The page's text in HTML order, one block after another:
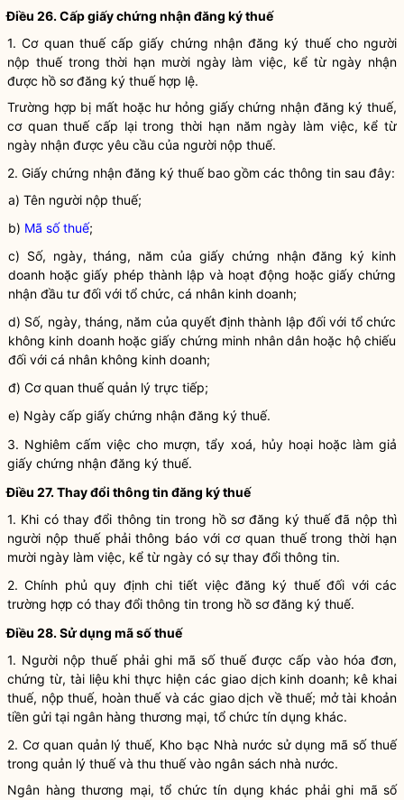
Điều 26. Cấp giấy chứng nhận đăng ký thuế
1. Cơ quan thuế cấp giấy chứng nhận đăng ký thuế cho người
nộp thuếtrong thời hạn mười ngày làm việc, kể từ ngày nhận
được hồ sơ đăng ký thuế hợp lệ.
Trường hợp bị mất hoặc hư hỏng giấy chứng nhận đăng ký thuế,
cơ quan thuế cấp lại trong thời hạn năm ngày làm việc, kể từ
ngày nhận được yêu cầu của người nộp thuế.
2. Giấy chứng nhận đăng ký thuếbao gồm các thông tin sau đây:
a) Tên người nộp thuế;
b) Mã số thuế;
c) Số, ngày, tháng, năm của giấy chứng nhậnđăng ký kinh
doanh hoặc giấy phép thành lập và hoạt động hoặc giấy chứng
nhận đầu tư đối với tổ chức, cá nhân kinh doanh;
d) Số, ngày, tháng, năm của quyết định thành lập đối với tổ chức
không kinh doanh hoặc giấy chứng minh nhân dânhoặc hộchiếu
đối với cá nhân không kinh doanh;
đ) Cơ quan thuế quản lý trực tiếp;
e) Ngày cấp giấy chứng nhận đăng ký thuế.
3. Nghiêm cấm việc cho mượn, tẩy xoá, hủy hoại hoặc làm giả
giấy chứng nhận đăng ký thuế.
Điều 27. Thay đổi thông tin đăng ký thuế
1. Khi có thay đổi thông tin trong hồ sơ đăng ký thuế đã nộp thì
người nộp thuếphải thông báo với cơ quan thuế trong thời hạn
mười ngày làm việc, kể từ ngày có sự thay đổi thông tin.
2. Chính phủ quy định chi tiết việc đăng ký thuế đối với các
trường hợp có thay đổi thông tin trong hồ sơ đăng ký thuế.
Điều 28. Sử dụng mã số thuế
1. Người nộp thuếphải ghi mã số thuếđược cấp vào hóa đơn,
chứng từ, tài liệu khi thực hiện các giao dịch kinh doanh; kê khai
thuế, nộp thuế, hoàn thuếvà các giao dịch về thuế; mở tài khoản
tiền gửi tại ngân hàng thương mại, tổ chức tín dụng khác.
2. Cơ quan quản lý thuế, Kho bạc Nhà nước sử dụng mã số thuế
trong quản lý thuế và thu thuế vào ngân sách nhà nước.
Ngân hàng thương mại, tổ chức tín dụng khác phải ghi mã số